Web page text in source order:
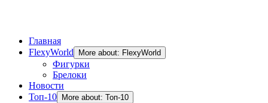
Главная
FlexyWorld
More about: FlexyWorld
Фигурки
Брелоки
Новости
Топ-10
More about: Топ-10